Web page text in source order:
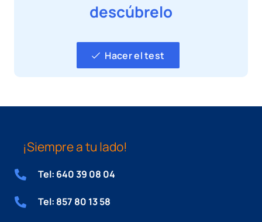
descúbrelo
Hacer el test
¡Siempre a tu lado!
Tel: 640 39 08 04
Tel: 857 80 13 58